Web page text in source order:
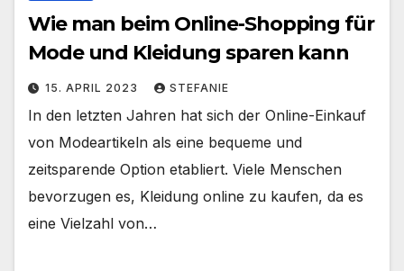
Wie man beim Online-Shopping für
Mode und Kleidung sparen kann
15. APRIL 2023 STEFANIE
In den letzten Jahren hat sich der Online-Einkauf
von Modeartikeln als eine bequeme und
zeitsparende Option etabliert. Viele Menschen
bevorzugen es, Kleidung online zu kaufen, da es
eine Vielzahl von…